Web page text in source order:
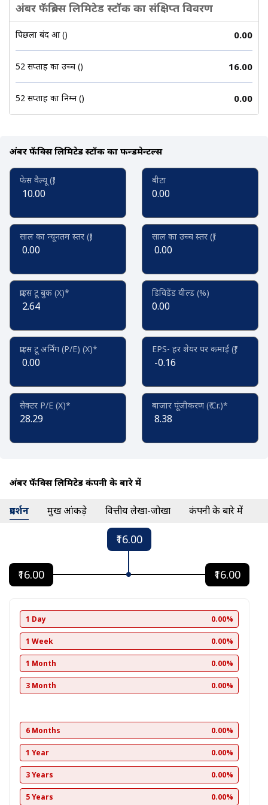
अंबर फॅब्रिक्स लिमिटेड स्टॉक का संक्षिप्त विवरण
पिछला बंद हुआ (₹) 0.00
52 सप्ताह का उच्च (₹) 16.00
52 सप्ताह का निम्न (₹) 0.00
अंबर फॅब्रिक्स लिमिटेड स्टॉक का फन्डमेन्टल्स
फेस वैल्यू (₹)
10.00
बीटा
0.00
साल का न्यूनतम स्तर (₹)
0.00
साल का उच्च स्तर (₹)
0.00
प्राइस टू बुक (X)*
2.64
डिविडेंड यील्ड (%)
0.00
प्राइस टू अर्निंग (P/E) (X)*
0.00
EPS- हर शेयर पर कमाई (₹)
-0.16
सेक्टर P/E (X)*
28.29
बाजार पूंजीकरण (₹ Cr.)*
8.38
अंबर फॅब्रिक्स लिमिटेड कंपनी के बारे में
प्रदर्शन प्रमुख आंकड़े वित्तीय लेखा-जोखा कंपनी के बारे में
₹16.00
₹16.00 ₹16.00
1 Day 0.00%
1 Week 0.00%
1 Month 0.00%
3 Month 0.00%
6 Months 0.00%
1 Year 0.00%
3 Years 0.00%
5 Years 0.00%